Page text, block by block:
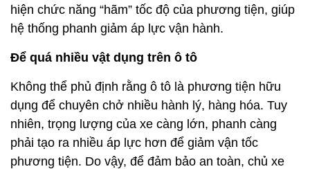
hiện chức năng “hãm” tốc độ của phương tiện, giúp
hệ thống phanh giảm áp lực vận hành.
Để quá nhiều vật dụng trên ô tô
Không thể phủ định rằng ô tô là phương tiện hữu
dụng để chuyên chở nhiều hành lý, hàng hóa. Tuy
nhiên, trọng lượng của xe càng lớn, phanh càng
phải tạo ra nhiều áp lực hơn để giảm vận tốc
phương tiện. Do vậy, để đảm bảo an toàn, chủ xe